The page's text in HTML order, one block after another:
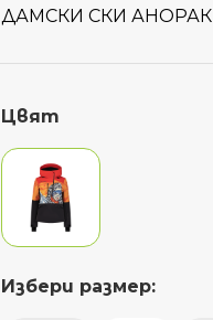
ДАМСКИ СКИ АНОРАК
Цвят
Избери размер: